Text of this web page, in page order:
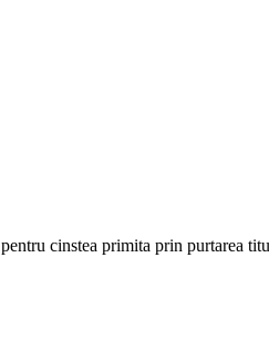
cinstea primita prin purtarea